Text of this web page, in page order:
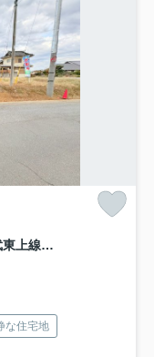
鶴ヶ島市藤金 建築条件なし売地 東武東上線『若葉駅』徒歩27分 【藤小学区】
な住宅地